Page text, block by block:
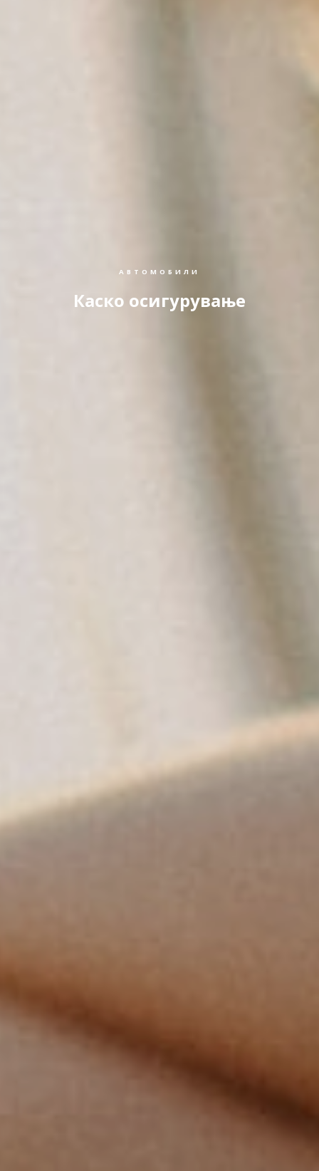
АВТОМОБИЛИ
Каско осигурување